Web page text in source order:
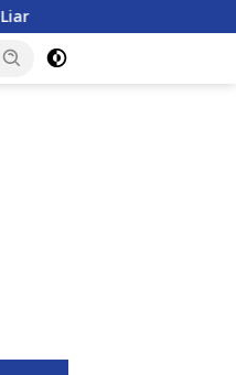
Gaji Manajer Kopdes Rp 16